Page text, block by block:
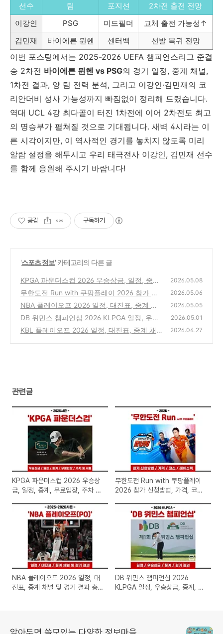
선수 팀 포지션
2차전 출전 전망
이강인
PSG 미드필더
교체 출전 가능성↑
김민재
바이에른 뮌헨 센터백 선발 복귀 전망
이번 포스팅에서는 2025-2026 UEFA 챔피언스리그 준결
승 2차전 바이에른 뮌헨 vs PSG의 경기 일정, 중계 채널,
1차전 결과, 양 팀 전력 분석, 그리고 이강인·김민재의 코
리안더비 성사 가능성까지 빠짐없이 정리해 드렸습니다.
역대 UCL 4강 최다골이 터진 1차전에 이어 2차전도 최고
의 명승부가 펼쳐질 것으로 기대됩니다. 새벽 4시라는 이
른 시각이지만, 이 역사적인 경기를 놓치지 않도록 미리
알람 설정을 해두시고 우리 태극전사 이강인, 김민재 선수
를 함께 응원해 주시기 바랍니다!
공감 구독하기
'스포츠 정보' 카테고리의 다른 글
KPGA 파운더스컵 2026 우승상금, 일정, 중계,
무료입장, 주차 및 셔틀 총정리 with 한맥CC
(0)
2026.05.08
무한도전 Run with 쿠팡플레이 2026 참가 신
청방법, 가격, 코스, 레이스팩 총정리
(0)
2026.05.06
NBA 플레이오프 2026 일정, 대진표, 중계 채
널 및 경기 결과 총정리
(0)
2026.05.05
DB 위민스 챔피언십 2026 KLPGA 일정, 우승
상금, 중계, 출전선수 및 경기 결과 바로 확인
2026.05.01
KBL 플레이오프 2026 일정, 대진표, 중계 채
2026.04.27
관련글
KPGA 파운더스컵 2026 우승상
금, 일정, 중계, 무료입장, 주차 및
무한도전 Run with 쿠팡플레이
2026 참가 신청방법, 가격, 코스,
NBA 플레이오프 2026 일정, 대
진표, 중계 채널 및 경기 결과 총
DB 위민스 챔피언십 2026
KLPGA 일정, 우승상금, 중계, 출